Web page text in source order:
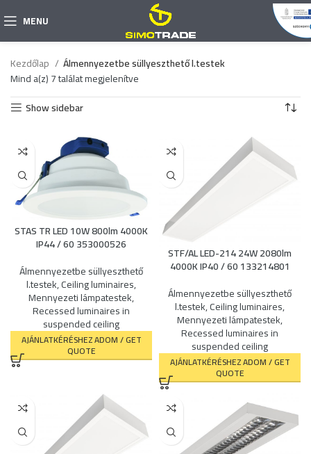
MENU
Kezdőlap
Álmennyezetbe süllyeszthető l.testek
Mind a(z) 7 találat megjelenítve
Show sidebar
STAS TR LED 10W 800lm 4000K
IP44 / 60 353000526
Álmennyezetbe süllyeszthető
l.testek,Ceiling luminaires,
Mennyezeti lámpatestek,
Recessed luminaires in
suspended ceiling
AJÁNLATKÉRÉSHEZ ADOM / GET
QUOTE
STF/AL LED-214 24W 2080lm
4000K IP40 / 60 133214801
Álmennyezetbe süllyeszthető
l.testek,Ceiling luminaires,
Mennyezeti lámpatestek,
Recessed luminaires in
suspended ceiling
AJÁNLATKÉRÉSHEZ ADOM / GET
QUOTE